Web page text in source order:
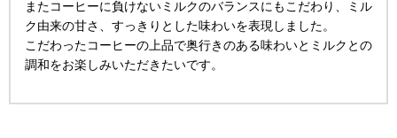
またコーヒーに負けないミルクのバランスにもこだわり、ミル
ク由来の甘さ、すっきりとした味わいを表現しました。
こだわったコーヒーの上品で奥行きのある味わいとミルクとの
調和をお楽しみいただきたいです。